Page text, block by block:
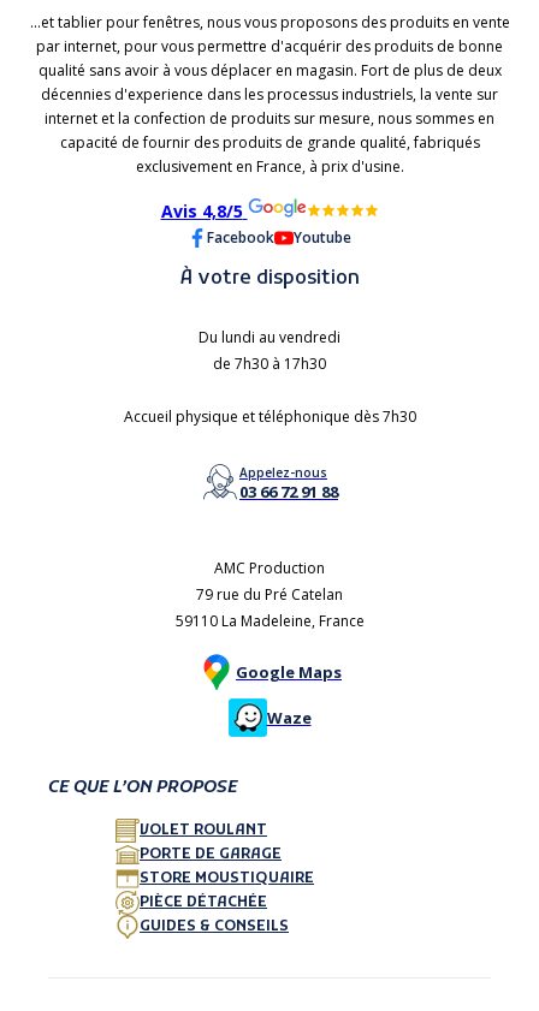
...et tablier pour fenêtres, nous vous proposons des produits en vente
par internet, pour vous permettre d'acquérir des produits de bonne
qualité sans avoir à vous déplacer en magasin. Fort de plus de deux
décennies d'experience dans les processus industriels, la vente sur
internet et la confection de produits sur mesure, nous sommes en
capacité de fournir des produits de grande qualité, fabriqués
exclusivement en France, à prix d'usine.
Avis 4,8/5
Facebook Youtube
À votre disposition
Du lundi au vendredi
de 7h30 à 17h30
Accueil physique et téléphonique dès 7h30
Appelez-nous
03 66 72 91 88
AMC Production
79 rue du Pré Catelan
59110 La Madeleine, France
Google Maps
Waze
CE QUE L’ON PROPOSE
VOLET ROULANT
PORTE DE GARAGE
STORE MOUSTIQUAIRE
PIÈCE DÉTACHÉE
GUIDES & CONSEILS